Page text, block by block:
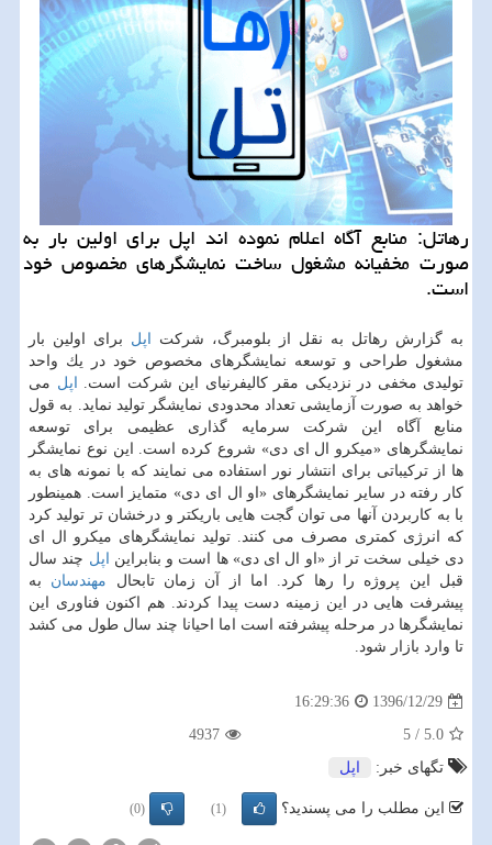
رهاتل: منابع آگاه اعلام نموده اند اپل برای اولین بار به
صورت مخفیانه مشغول ساخت نمایشگرهای مخصوص خود
است.
به گزارش رهاتل به نقل از بلومبرگ، شركت اپل برای اولین بار
مشغول طراحی و توسعه نمایشگرهای مخصوص خود در یك واحد
تولیدی مخفی در نزدیكی مقر كالیفرنیای این شركت است. اپل می
خواهد به صورت آزمایشی تعداد محدودی نمایشگر تولید نماید. به قول
منابع آگاه این شركت سرمایه گذاری عظیمی برای توسعه
نمایشگرهای «میكرو ال ای دی» شروع كرده است. این نوع نمایشگر
ها از تركیباتی برای انتشار نور استفاده می نمایند كه با نمونه های به
كار رفته در سایر نمایشگرهای «او ال ای دی» متمایز است. همینطور
با به كاربردن آنها می توان گجت هایی باریكتر و درخشان تر تولید كرد
كه انرژی كمتری مصرف می كنند. تولید نمایشگرهای میكرو ال ای
دی خیلی سخت تر از «او ال ای دی» ها است و بنابراین اپل چند سال
قبل این پروژه را رها كرد. اما از آن زمان تابحال مهندسان به
پیشرفت هایی در این زمینه دست پیدا كردند. هم اكنون فناوری این
نمایشگرها در مرحله پیشرفته است اما احیانا چند سال طول می كشد
تا وارد بازار شود.
1396/12/29
16:29:36
5.0
/
5
4937
تگهای خبر:
اپل
این مطلب را می پسندید؟ (1)
(0)